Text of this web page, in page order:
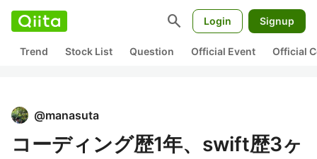
search Login Signup
Trend Stock List Question Official Event Official
@manasuta
コーディング歴1年、swift歴3ヶ